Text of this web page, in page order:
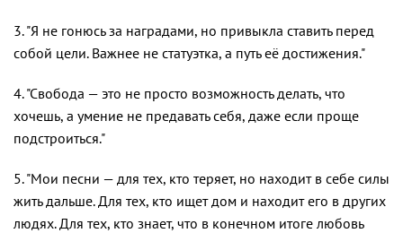
3. "Я не гонюсь за наградами, но привыкла ставить перед
собой цели. Важнее не статуэтка, а путь её достижения."
4. "Свобода — это не просто возможность делать, что
хочешь, а умение не предавать себя, даже если проще
подстроиться."
5. "Мои песни — для тех, кто теряет, но находит в себе силы
жить дальше. Для тех, кто ищет дом и находит его в других
людях. Для тех, кто знает, что в конечном итоге любовь